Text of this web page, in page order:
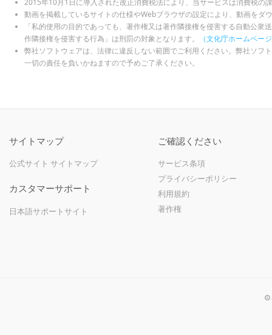
動画を掲載しているサイトの仕様やWebブラウザの設定により、動画を
「私的使用の目的であっても、著作権又は著作隣接権を侵害する自動公
作隣接権を侵害する行為」は刑罰の対象となります。
（文化庁ホームペー
弊社ソフトウェアは、法律に違反しない範囲でご利用ください。弊社ソ
一切の責任を負いかねますので予めご了承ください。
サイトマップ
公式サイト サイトマップ
カスタマーサポート
日本語サポートサイト
ご確認ください
サービス条項
プライバシーポリシー
利用規約
著作権